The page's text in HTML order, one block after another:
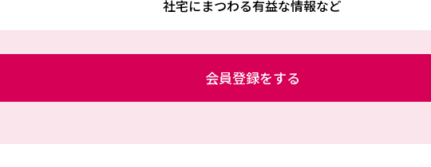
社宅にまつわる有益な情報など
会員登録をする